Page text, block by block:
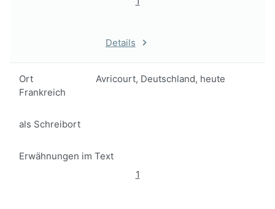
Details
Ort
Avricourt, Deutschland, heute
Frankreich
als Schreibort
Erwähnungen im Text
1